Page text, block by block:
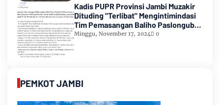
Kadis PUPR Provinsi Jambi Muzakir
Dituding "Terlibat" Mengintimindasi
Tim Pemasangan Baliho Paslongub
Romi-Sudirman
Minggu, November 17, 2024 0
PEMKOT JAMBI